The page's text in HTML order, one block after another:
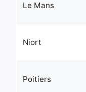
Le Mans
Niort
Poitiers